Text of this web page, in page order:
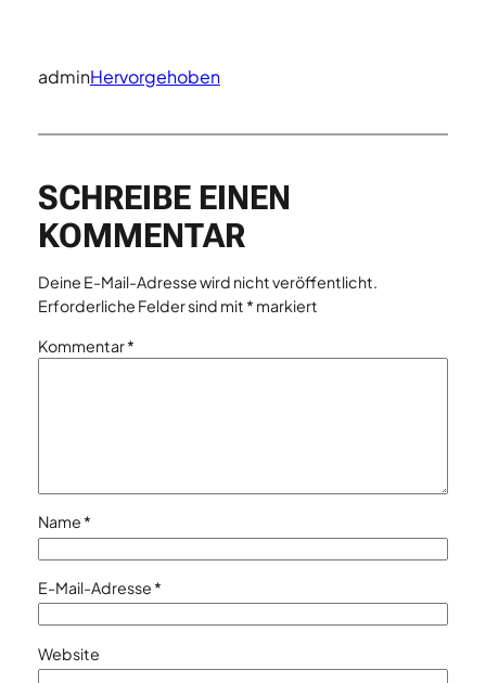
adminHervorgehoben
SCHREIBE EINEN
KOMMENTAR
Deine E-Mail-Adresse wird nicht veröffentlicht.
Erforderliche Felder sind mit* markiert
Kommentar*
Name*
E-Mail-Adresse*
Website